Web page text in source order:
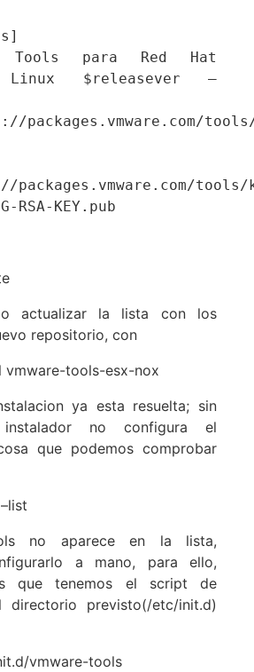
Tools para Red Hat
Linux $releasever –
packages.vmware.com/
packages.vmware.com/tools/
RSA-KEY.pub
actualizar la lista con los
repositorio, con
vmware-tools-esx-nox
ya esta resuelta; sin
no configura el
que podemos comprobar
no aparece en la lista,
a mano, para ello,
que tenemos el script de
directorio previsto(/etc/init.d)
vmware-tools